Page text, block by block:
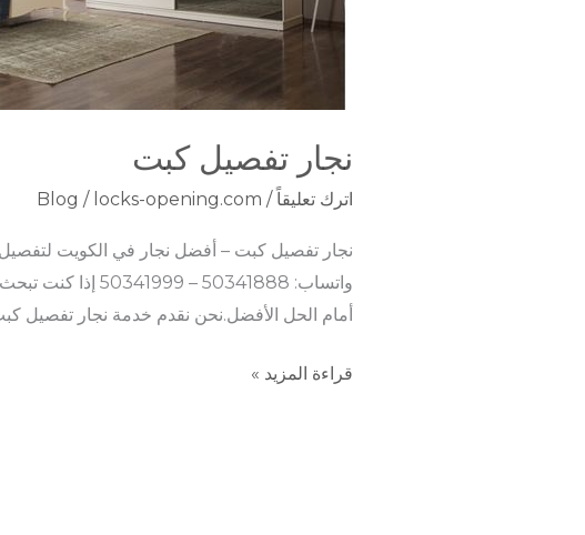
نجار تفصيل كبت
اترك تعليقاً /
Blog / locks-opening.com
نجار تفصيل كبت – أفضل نجار في الكويت لتفصيل وتصميم الكبتات
واتساب:
أمام الحل الأفضل.نحن نقدم خدمة نجار تفصيل
قراءة المزيد »